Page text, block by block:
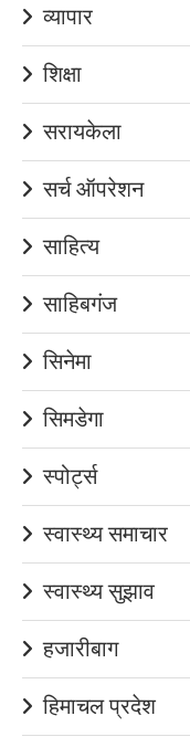
व्यापार
शिक्षा
सरायकेला
सर्च ऑपरेशन
साहित्य
साहिबगंज
सिनेमा
सिमडेगा
स्पोर्ट्स
स्वास्थ्य समाचार
स्वास्थ्य सुझाव
हजारीबाग
हिमाचल प्रदेश